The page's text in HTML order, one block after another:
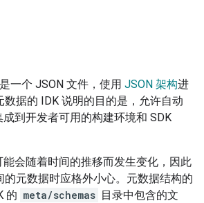
一个 JSON 文件，使用 JSON 架构进
据的 IDK 说明的目的是，允许自动
到开发者可用的构建环境和 SDK
能会随着时间的推移而发生变化，因此
的元数据时应格外小心。元数据结构的
的 meta/schemas 目录中包含的文